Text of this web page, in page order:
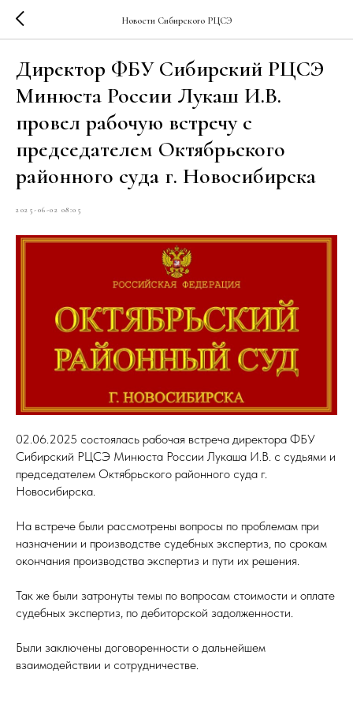
Новости Сибирского РЦСЭ
Директор ФБУ Сибирский РЦСЭ
Минюста России Лукаш И.В.
провел рабочую встречу с
председателем Октябрьского
районного суда г. Новосибирска
2025-06-02 08:05
02.06.2025 состоялась рабочая встреча директора ФБУ
Сибирский РЦСЭ Минюста России Лукаша И.В. с судьями и
председателем Октябрьского районного суда г.
Новосибирска.
На встрече были рассмотрены вопросы по проблемам при
назначении и производстве судебных экспертиз, по срокам
окончания производства экспертиз и пути их решения.
Так же были затронуты темы по вопросам стоимости и оплате
судебных экспертиз, по дебиторской задолженности.
Были заключены договоренности о дальнейшем
взаимодействии и сотрудничестве.